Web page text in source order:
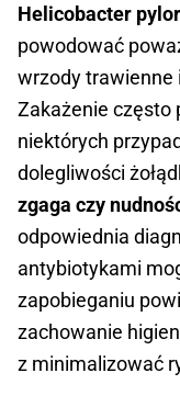
Helicobacter
powodować
wrzody trawienne
Zakażenie często
niektórych
dolegliwości
zgaga czy
odpowiednia
antybiotykami
zapobieganiu
zachowanie
z minimalizować